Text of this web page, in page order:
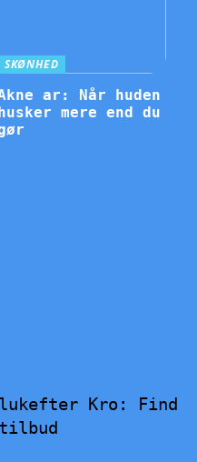
SKØNHED
ar: Når huden
mere end du
Kro: Find